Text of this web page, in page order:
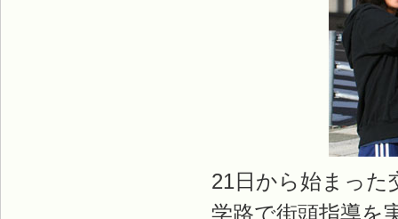
21日から始まった
学路で街頭指導を